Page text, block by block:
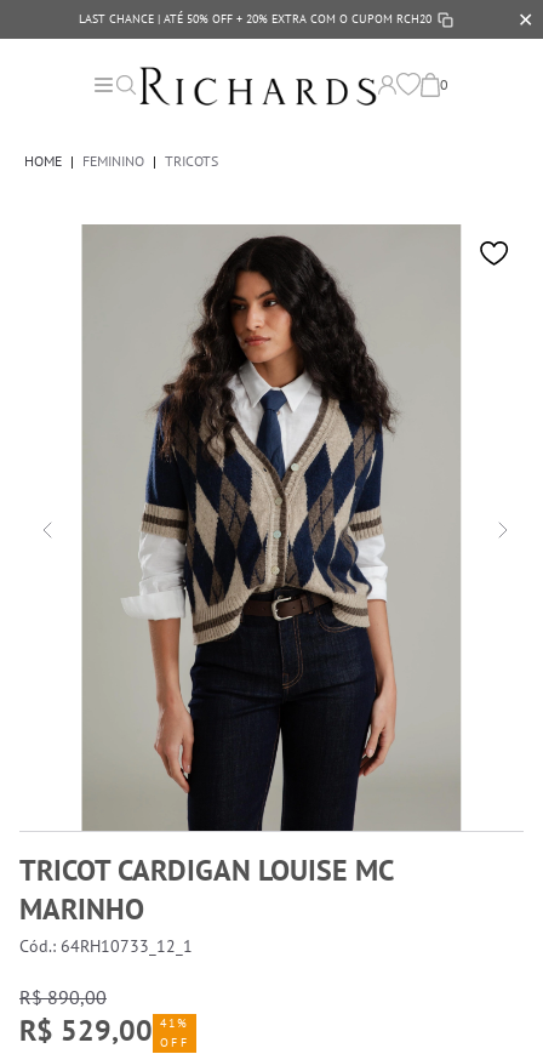
LAST CHANCE | ATÉ 50% OFF + 20% EXTRA COM O CUPOM RCH20 ✕
0
HOME | FEMININO | TRICOTS
TRICOT CARDIGAN LOUISE MC
MARINHO
Cód.: 64RH10733_12_1
R$ 890,00
R$ 529,00 41%
OFF